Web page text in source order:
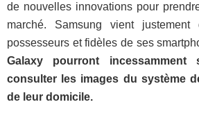
de nouvelles innovations pour
marché. Samsung vient justement
possesseurs et fidèles de ses
Galaxy pourront
consulter les images du système
de leur domicile.